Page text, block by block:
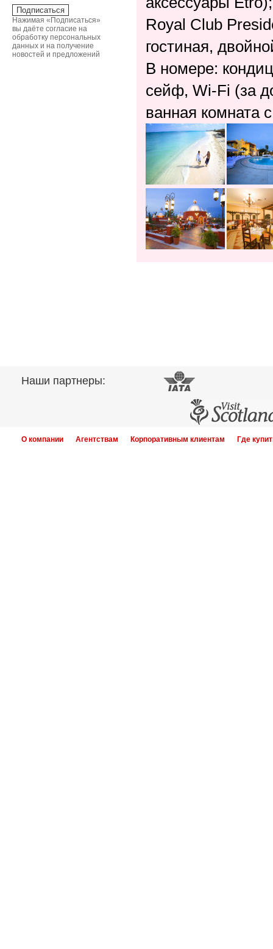
Нажимая «Подписаться»
вы даёте согласие на
обработку персональных
данных и на получение
новостей и предложений
Royal Club
гостиная,
В номере:
сейф, Wi-Fi (за
ванная комната
Наши партнеры:
О компании Агентствам Корпоративным клиентам Где